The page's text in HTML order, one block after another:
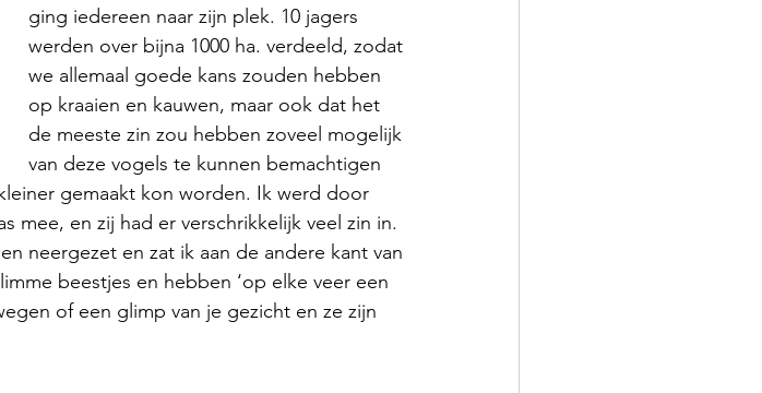
ging iedereen naar zijn plek. 10 jagers
werden over bijna 1000 ha. verdeeld, zodat
we allemaal goede kans zouden hebben
op kraaien en kauwen, maar ook dat het
de meeste zin zou hebben zoveel mogelijk
van deze vogels te kunnen bemachtigen
gemaakt kon worden. Ik werd door
mee, en zij had er verschrikkelijk veel zin in.
neergezet en zat ik aan de andere kant van
beestjes en hebben ‘op elke veer een
of een glimp van je gezicht en ze zijn